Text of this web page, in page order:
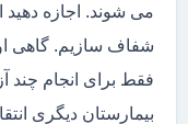
می شوند. اجازه دهید
شفاف سازیم. گاهی
فقط برای انجام چند
بیمارستان دیگری